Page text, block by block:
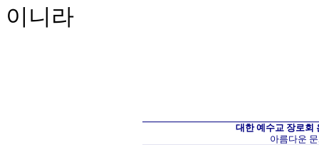
이니라
대한 예수교 장로회
아름다운